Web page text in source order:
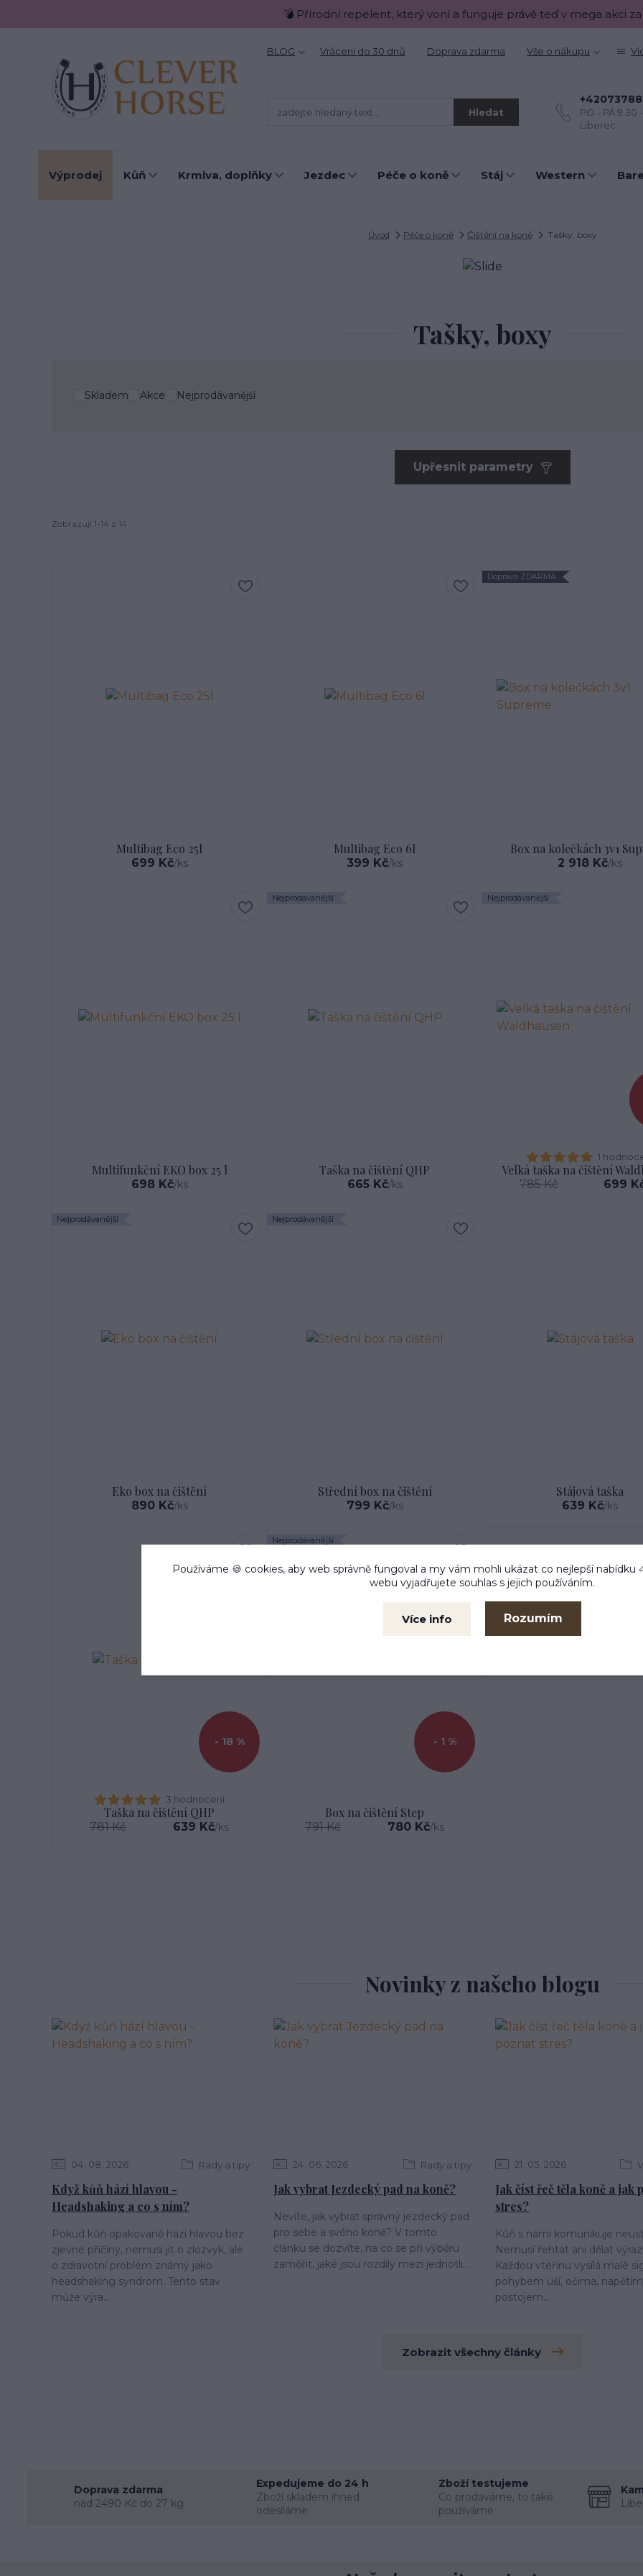
💣 Přírodní repelent, který voní a funguje právě teď v mega akci za
BLOG Vrácení do 30 dnů Doprava zdarma Vše o nákupu
Hledat
PO - PÁ 9.30
Liberec
Výprodej Kůň Krmiva, doplňky Jezdec Péče o koně Stáj Western
Úvod Péče o koně Čištění na koně Tašky, boxy
Tašky, boxy
Upřesnit parametry
Skladem Akce Nejprodávanější
Zobrazuji 1-14 z 14
Multibag Eco 25l
699 Kč/ks
Multibag Eco 6l
399 Kč/ks
Doprava ZDARMA
Box na kolečkách 3v1
2 918 Kč/ks
Multifunkční EKO box 25 l
698 Kč/ks
Nejprodávanější
Taška na čištění QHP
665 Kč/ks
Nejprodávanější
1
Velká taška na čištění
785 Kč 699
Nejprodávanější
Eko box na čištění
890 Kč/ks
Nejprodávanější
Střední box na čištění
799 Kč/ks
Stájová taška
639 Kč/ks
- 18 %
3 hodnocení
Taška na čištění QHP
781 Kč 639 Kč/ks
Nejprodávanější
- 1 %
Box na čištění Step
791 Kč 780 Kč/ks
Novinky z našeho blogu
04 08 2026 Rady a tipy
Když kůň hází hlavou -
Headshaking a co s ním?
Pokud kůň opakovaně hází hlavou bez
zjevné příčiny, nemusí jít o zlozvyk, ale
o zdravotní problém známý jako
headshaking syndrom. Tento stav
může výra...
24 06 2026 Rady a tipy
Jak vybrat Jezdecký pad na koně?
Nevíte, jak vybrat správný jezdecký pad
pro sebe a svého koně? V tomto
článku se dozvíte, na co se při výběru
zaměřit, jaké jsou rozdíly mezi jednotli...
21 05 2026
Jak číst řeč těla koně a jak
stres?
Kůň s námi komunikuje
Nemusí řehtat ani dělat
Každou vteřinu vysílá malé
pohybem uší, očima,
postojem...
Zobrazit všechny články
Doprava zdarma
nad 2490 Kč do 27 kg
Expedujeme do 24 h
Zboží skladem ihned
odesíláme
Zboží testujeme
Co prodáváme, to také
používáme
Používáme 🍪 cookies, aby web správně fungoval a my vám mohli ukázat co nejlepší nabídku
webu vyjadřujete souhlas s jejich používáním.
Více info Rozumím